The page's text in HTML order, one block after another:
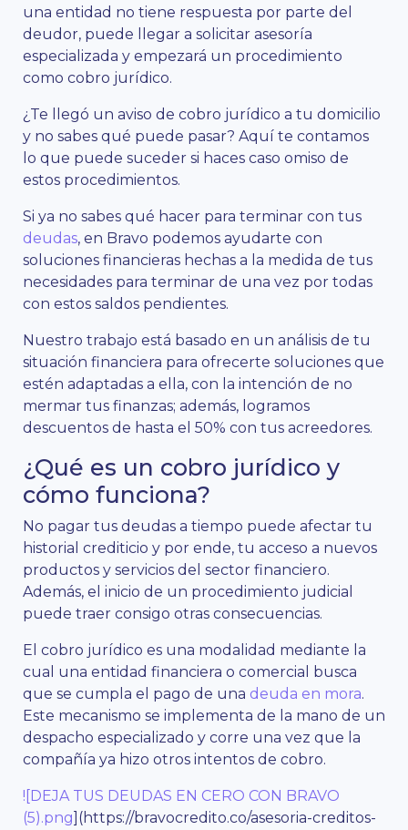
una entidad no tiene respuesta por parte del
deudor, puede llegar a solicitar asesoría
especializada y empezará un procedimiento
como cobro jurídico.
¿Te llegó un aviso de cobro jurídico a tu domicilio
y no sabes qué puede pasar? Aquí te contamos
lo que puede suceder si haces caso omiso de
estos procedimientos.
Si ya no sabes qué hacer para terminar con tus
deudas, en Bravo podemos ayudarte con
soluciones financieras hechas a la medida de tus
necesidades para terminar de una vez por todas
con estos saldos pendientes.
Nuestro trabajo está basado en un análisis de tu
situación financiera para ofrecerte soluciones que
estén adaptadas a ella, con la intención de no
mermar tus finanzas; además, logramos
descuentos de hasta el 50% con tus acreedores.
¿Qué es un cobro jurídico y
cómo funciona?
No pagar tus deudas a tiempo puede afectar tu
historial crediticio y por ende, tu acceso a nuevos
productos y servicios del sector financiero.
Además, el inicio de un procedimiento judicial
puede traer consigo otras consecuencias.
El cobro jurídico es una modalidad mediante la
cual una entidad financiera o comercial busca
que se cumpla el pago de una deuda en mora.
Este mecanismo se implementa de la mano de un
despacho especializado y corre una vez que la
compañía ya hizo otros intentos de cobro.
![DEJA TUS DEUDAS EN CERO CON BRAVO
(5).png](https://bravocredito.co/asesoria-creditos-